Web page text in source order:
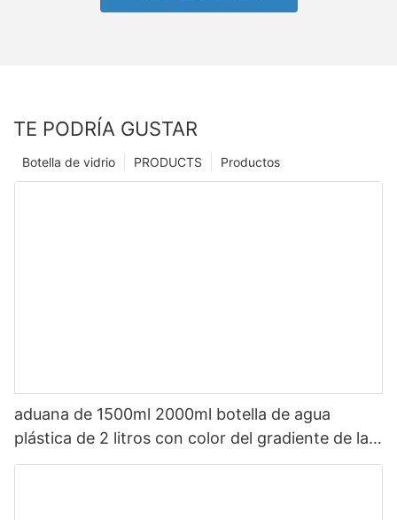
TE PODRÍA GUSTAR
Productos
PRODUCTS
Botella de vidrio
aduana de 1500ml 2000ml botella de agua
plástica de 2 litros con color del gradiente de la
paja con épocas de beber